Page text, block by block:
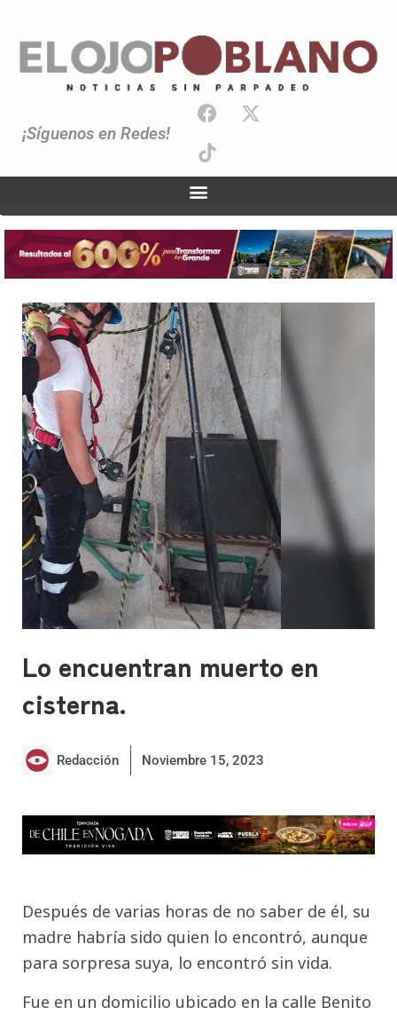
¡Síguenos en Redes!
Lo encuentran muerto en
cisterna.
Redacción Noviembre 15, 2023
Después de varias horas de no saber de él, su
madre habría sido quien lo encontró, aunque
para sorpresa suya, lo encontró sin vida.
Fue en un domicilio ubicado en la calle Benito